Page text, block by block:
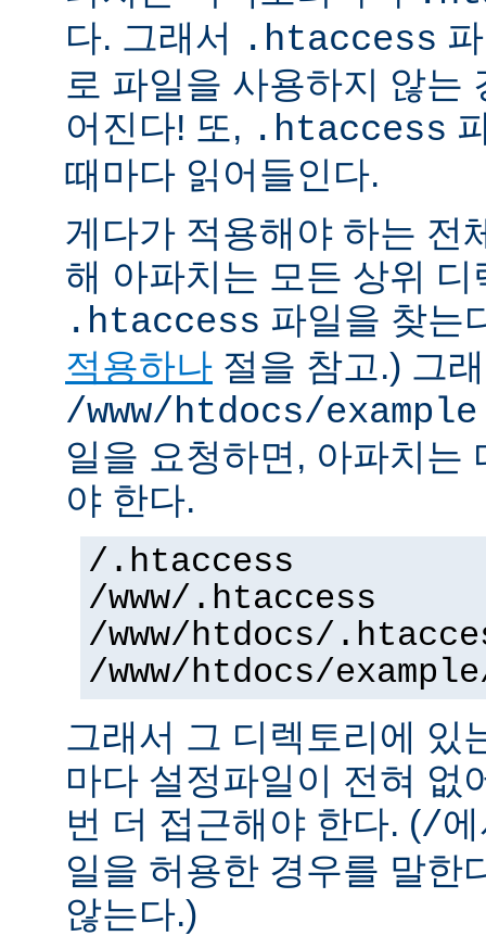
다. 그래서 .htaccess
로 파일을 사용하지 않는
어진다! 또, .htaccess
때마다 읽어들인다.
게다가 적용해야 하는 전
해 아파치는 모든 상위 디
.htaccess 파일을 찾는
적용하나 절을 참고.) 그
/www/htdocs/example
일을 요청하면, 아파치는
야 한다.
/.htaccess
/www/.htaccess
/www/htdocs/
/www/htdocs/
그래서 그 디렉토리에 있
마다 설정파일이 전혀 없
번 더 접근해야 한다. (/
일을 허용한 경우를 말한
않는다.)